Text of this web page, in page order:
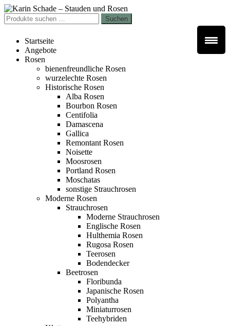
Zur
Navigation
springen
Zum
Inhalt
springen
Suchen
nach:
Suchen
Startseite
Angebote
Rosen
bienenfreundliche Rosen
wurzelechte Rosen
Historische Rosen
Alba Rosen
Bourbon Rosen
Centifolia
Damascena
Gallica
Remontant Rosen
Noisette
Moosrosen
Portland Rosen
Moschatas
sonstige Strauchrosen
Moderne Rosen
Strauchrosen
Moderne Strauchrosen
Englische Rosen
Hulthemia Rosen
Rugosa Rosen
Teerosen
Bodendecker
Beetrosen
Floribunda
Japanische Rosen
Polyantha
Miniaturrosen
Teehybriden